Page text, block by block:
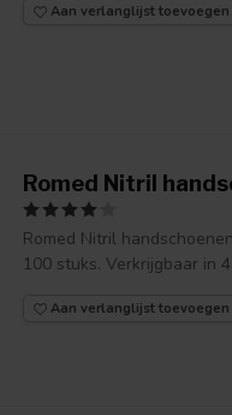
Aan verlanglijst toevoegen
Romed Nitril
Romed Nitril
100 stuks. Verkrijgbaar in
Aan verlanglijst toevoegen